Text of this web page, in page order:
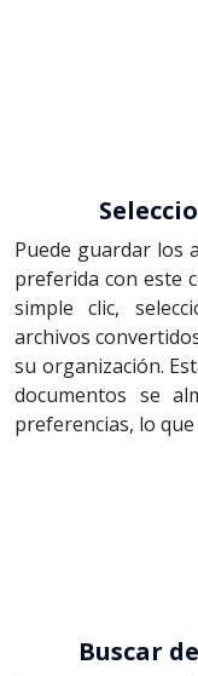
Puede guardar los
preferida con este
simple clic,
archivos
su organización.
documentos se
preferencias, lo
Buscar